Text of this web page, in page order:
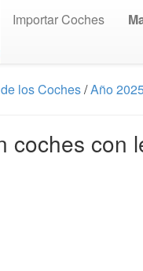
Importar Coches
los Coches/Año
coches con